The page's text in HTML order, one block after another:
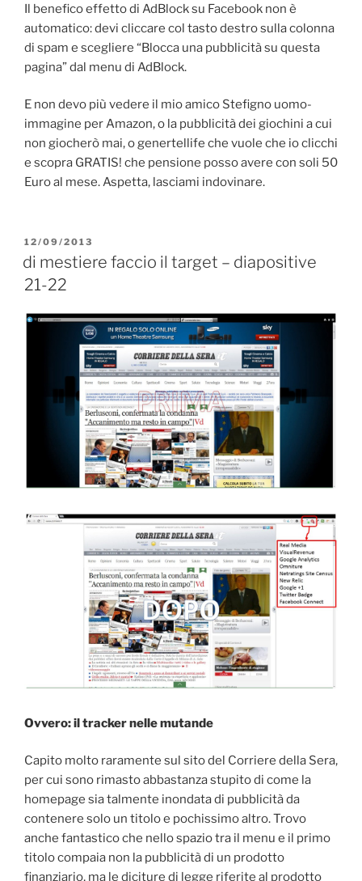
Il benefico effetto di AdBlock su Facebook non è
automatico: devi cliccare col tasto destro sulla colonna
di spam e scegliere “Blocca una pubblicità su questa
pagina” dal menu di AdBlock.
E non devo più vedere il mio amico Stefigno uomo-
immagine per Amazon, o la pubblicità dei giochini a cui
non giocherò mai, o genertellife che vuole che io clicchi
e scopra GRATIS! che pensione posso avere con soli 50
Euro al mese. Aspetta, lasciami indovinare.
PUBBLICATO
IL
12/09/2013
di mestiere faccio il target – diapositive
21-22
Ovvero: il tracker nelle mutande
Capito molto raramente sul sito del Corriere della Sera,
per cui sono rimasto abbastanza stupito di come la
homepage sia talmente inondata di pubblicità da
contenere solo un titolo e pochissimo altro. Trovo
anche fantastico che nello spazio tra il menu e il primo
titolo compaia non la pubblicità di un prodotto
finanziario, ma le diciture di legge riferite al prodotto